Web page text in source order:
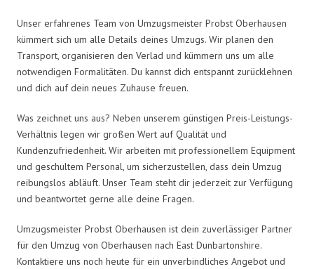
Unser erfahrenes Team von Umzugsmeister Probst Oberhausen
kümmert sich um alle Details deines Umzugs. Wir planen den
Transport, organisieren den Verlad und kümmern uns um alle
notwendigen Formalitäten. Du kannst dich entspannt zurücklehnen
und dich auf dein neues Zuhause freuen.
Was zeichnet uns aus? Neben unserem günstigen Preis-Leistungs-
Verhältnis legen wir großen Wert auf Qualität und
Kundenzufriedenheit. Wir arbeiten mit professionellem Equipment
und geschultem Personal, um sicherzustellen, dass dein Umzug
reibungslos abläuft. Unser Team steht dir jederzeit zur Verfügung
und beantwortet gerne alle deine Fragen.
Umzugsmeister Probst Oberhausen ist dein zuverlässiger Partner
für den Umzug von Oberhausen nach East Dunbartonshire.
Kontaktiere uns noch heute für ein unverbindliches Angebot und